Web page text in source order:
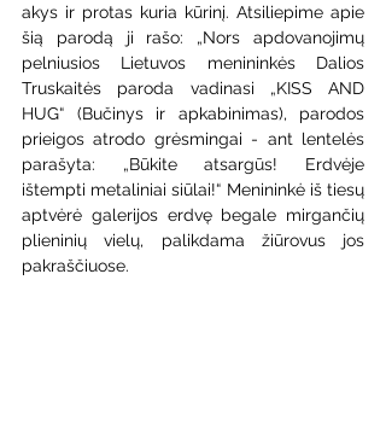
akys ir protas kuria kūrinį. Atsiliepime apie
šią parodą ji rašo: „Nors apdovanojimų
pelniusios Lietuvos menininkės Dalios
Truskaitės paroda vadinasi „KISS AND
HUG“ (Bučinys ir apkabinimas), parodos
prieigos atrodo grėsmingai - ant lentelės
parašyta: „Būkite atsargūs! Erdvėje
ištempti metaliniai siūlai!“ Menininkė iš tiesų
aptvėrė galerijos erdvę begale mirgančių
plieninių vielų, palikdama žiūrovus jos
pakraščiuose.